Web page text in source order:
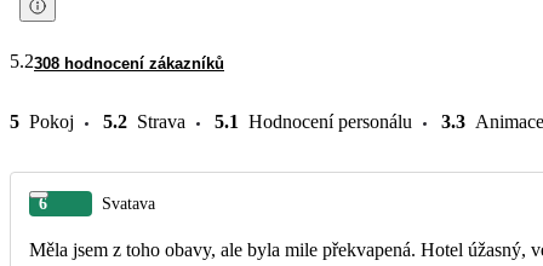
5.2308 hodnocení zákazníků
5 Pokoj 5.2 Strava 5.1 Hodnocení personálu 3.3 Animace
6 Svatava
Měla jsem z toho obavy, ale byla mile překvapená. Hotel úžasný,